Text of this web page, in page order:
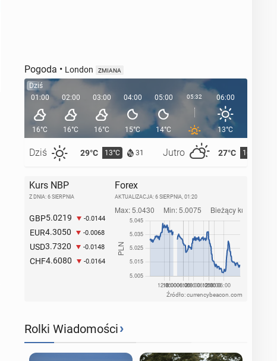
Pogoda • London ZMIANA
Dziś
01:00
16°C
Dziś 29°C 13°C 31 Jutro 27°C 16°C
02:00
16°C
03:00
16°C
04:00
15°C
05:00
14°C
05:32 06:00
13°C
Kurs NBP
Z DNIA: 6 SIERPNIA
GBP5.0219 -0.0144
EUR4.3050 -0.0068
USD3.7320 -0.0148
CHF4.6080 -0.0164
Forex
AKTUALIZACJA: 6 SIERPNIA, 01:20
Źródło: currencybeacon.com
Rolki Wiadomości›